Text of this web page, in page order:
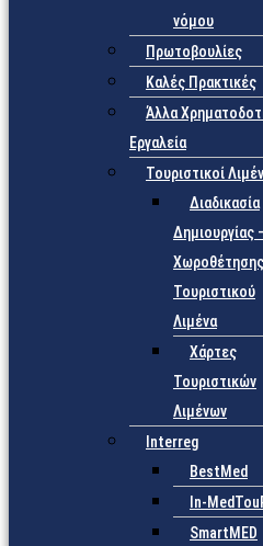
νόμου
Πρωτοβουλίες
Καλές Πρακτικές
Άλλα
Εργαλεία
Τουριστικοί
Διαδικασία
Δημιουργίας
Χωροθέτησης
Τουριστικού
Λιμένα
Χάρτες
Τουριστικών
Λιμένων
Interreg
BestMed
In-
SmartMED